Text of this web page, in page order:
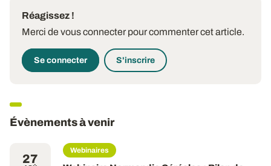
Réagissez !
Merci de vous connecter pour commenter cet article.
Se connecter S'inscrire
Évènements à venir
27
Webinaires